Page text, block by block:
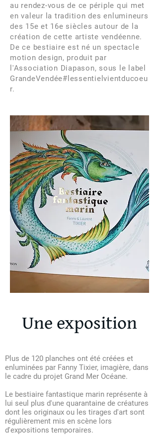
au rendez-vous de ce périple qui met
en valeur la tradition des enlumineurs
des 15e et 16e siècles autour de la
création de cette artiste vendéenne.
De ce bestiaire est né un spectacle
motion design, produit par
l'Association Diapason, sous le label
GrandeVendée#lessentielvientducoeu
r.
Une exposition
Plus de 120 planches ont été créées et
enluminées par Fanny Tixier, imagière, dans
le cadre du projet Grand Mer Océane.
Le bestiaire fantastique marin représente à
lui seul plus d'une quarantaine de créatures
dont les originaux ou les tirages d'art sont
régulièrement mis en scène lors
d'expositions temporaires.